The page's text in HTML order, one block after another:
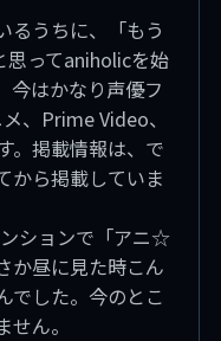
るうちに、「もう
思ってaniholicを始
今はかなり声優フ
、Prime Video、
。掲載情報は、で
から掲載していま
ションで「アニ☆
か昼に見た時こん
でした。今のとこ
ん。